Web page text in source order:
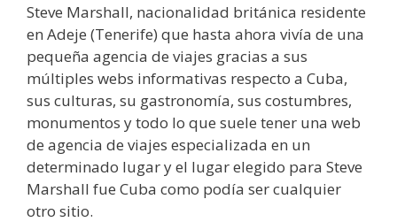
Steve Marshall, nacionalidad británica residente
en Adeje (Tenerife) que hasta ahora vivía de una
pequeña agencia de viajes gracias a sus
múltiples webs informativas respecto a Cuba,
sus culturas, su gastronomía, sus costumbres,
monumentos y todo lo que suele tener una web
de agencia de viajes especializada en un
determinado lugar y el lugar elegido para Steve
Marshall fue Cuba como podía ser cualquier
otro sitio.